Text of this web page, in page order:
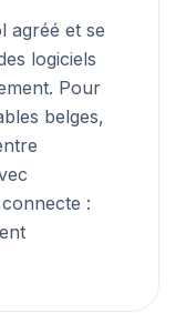
agréé et se
logiciels
Pour
belges,
: